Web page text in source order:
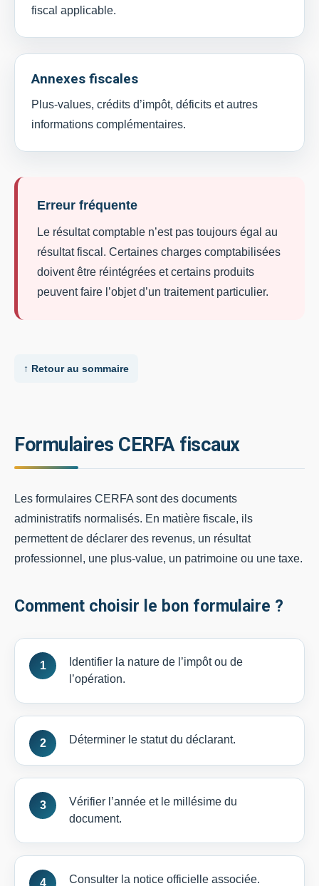
fiscal applicable.
Annexes fiscales
Plus-values, crédits d’impôt, déficits et autres
informations complémentaires.
Erreur fréquente
Le résultat comptable n’est pas toujours égal au
résultat fiscal. Certaines charges comptabilisées
doivent être réintégrées et certains produits
peuvent faire l’objet d’un traitement particulier.
↑ Retour au sommaire
Formulaires CERFA fiscaux
Les formulaires CERFA sont des documents
administratifs normalisés. En matière fiscale, ils
permettent de déclarer des revenus, un résultat
professionnel, une plus-value, un patrimoine ou une taxe.
Comment choisir le bon formulaire ?
Identifier la nature de l’impôt ou de
l’opération.
Déterminer le statut du déclarant.
Vérifier l’année et le millésime du
document.
Consulter la notice officielle associée.